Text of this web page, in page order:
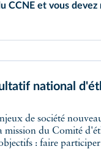
CCNE et vous
national
mission du Comité
: faire